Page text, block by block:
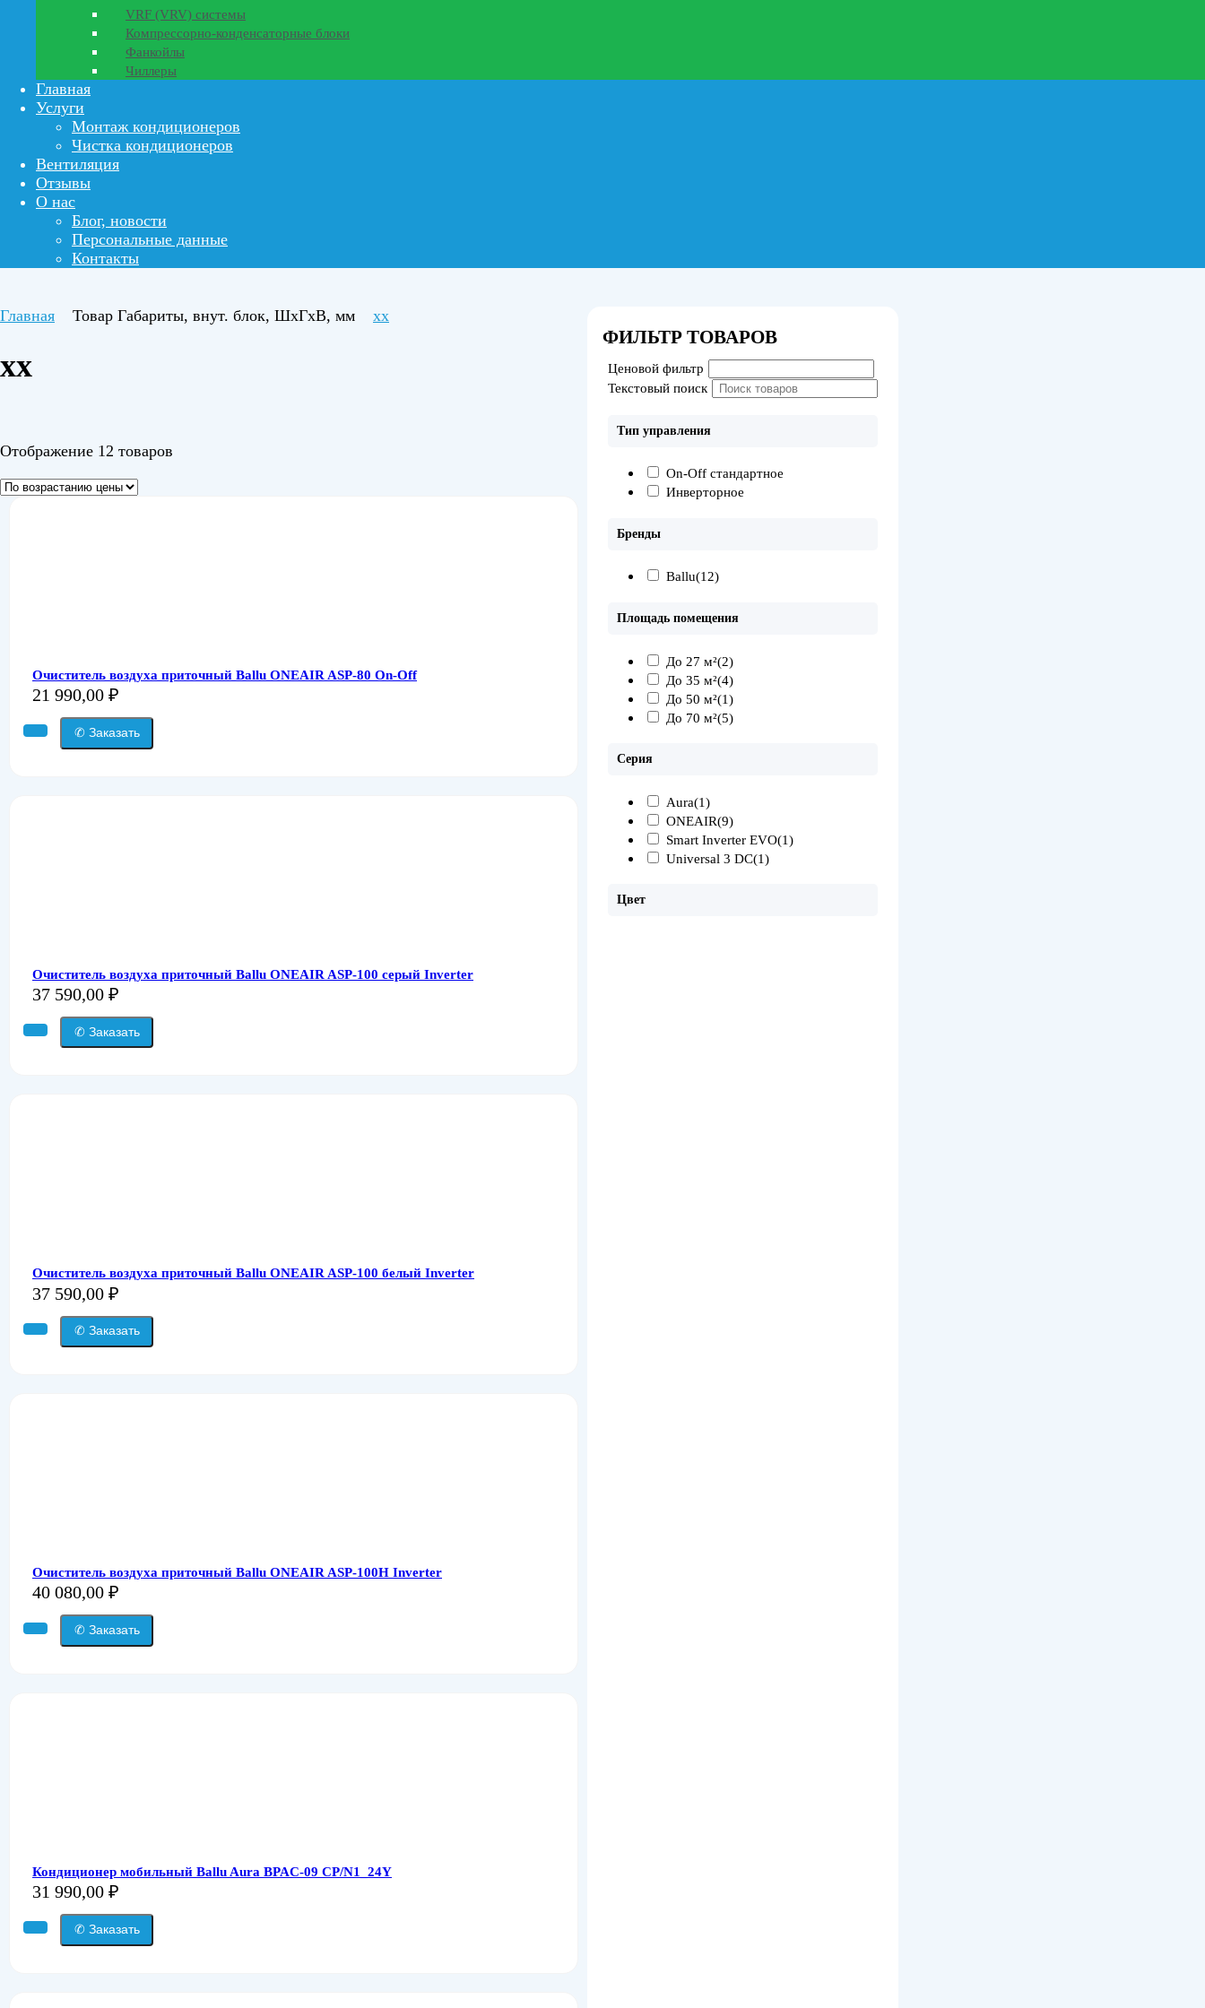
VRF (VRV) системы
Компрессорно-конденсаторные блоки
Фанкойлы
Чиллеры
Главная
Услуги
Монтаж кондиционеров
Чистка кондиционеров
Вентиляция
Отзывы
О нас
Блог, новости
Персональные данные
Контакты
Главная Товар Габариты, внут. блок, ШхГхВ, мм xx
xx
Отображение 12 товаров
Очиститель воздуха приточный Ballu ONEAIR ASP-80 On-Off
21 990,00 ₽
✆ Заказать
Очиститель воздуха приточный Ballu ONEAIR ASP-100 серый Inverter
37 590,00 ₽
✆ Заказать
Очиститель воздуха приточный Ballu ONEAIR ASP-100 белый Inverter
37 590,00 ₽
✆ Заказать
Очиститель воздуха приточный Ballu ONEAIR ASP-100H Inverter
40 080,00 ₽
✆ Заказать
Кондиционер мобильный Ballu Aura BPAC-09 CP/N1_24Y
31 990,00 ₽
✆ Заказать
ФИЛЬТР ТОВАРОВ
Ценовой фильтр
Текстовый поиск
Тип управления
On-Off стандартное
Инверторное
Бренды
Ballu(12)
Площадь помещения
До 27 м²(2)
До 35 м²(4)
До 50 м²(1)
До 70 м²(5)
Серия
Aura(1)
ONEAIR(9)
Smart Inverter EVO(1)
Universal 3 DC(1)
Цвет